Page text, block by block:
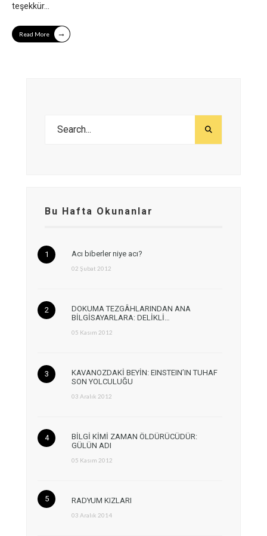
teşekkür...
Read More →
Bu Hafta Okunanlar
Acı biberler niye acı?
02 Şubat 2012
DOKUMA TEZGÂHLARINDAN ANA
BİLGİSAYARLARA: DELİKLİ…
05 Kasım 2012
KAVANOZDAKİ BEYİN: EINSTEIN’IN TUHAF
SON YOLCULUĞU
03 Aralık 2012
BİLGİ KİMİ ZAMAN ÖLDÜRÜCÜDÜR:
GÜLÜN ADI
05 Kasım 2012
RADYUM KIZLARI
03 Aralık 2014